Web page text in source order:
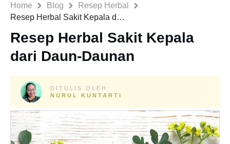
Home Blog
Resep Herbal
Resep Herbal Sakit Kepala dari Daun-Daunan
Resep Herbal Sakit Kepala
dari Daun-Daunan
DITULIS OLEH:
NURUL KUNTARTI